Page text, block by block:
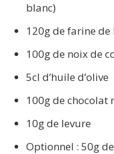
blanc)
120g de farine
100g de noix de
5cl d’huile d’olive
100g de chocolat
10g de levure
Optionnel : 50g